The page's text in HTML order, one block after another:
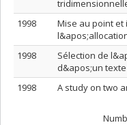
1998
Mise au point
1998
Sélection de
d&apos;un
1998
A study on two